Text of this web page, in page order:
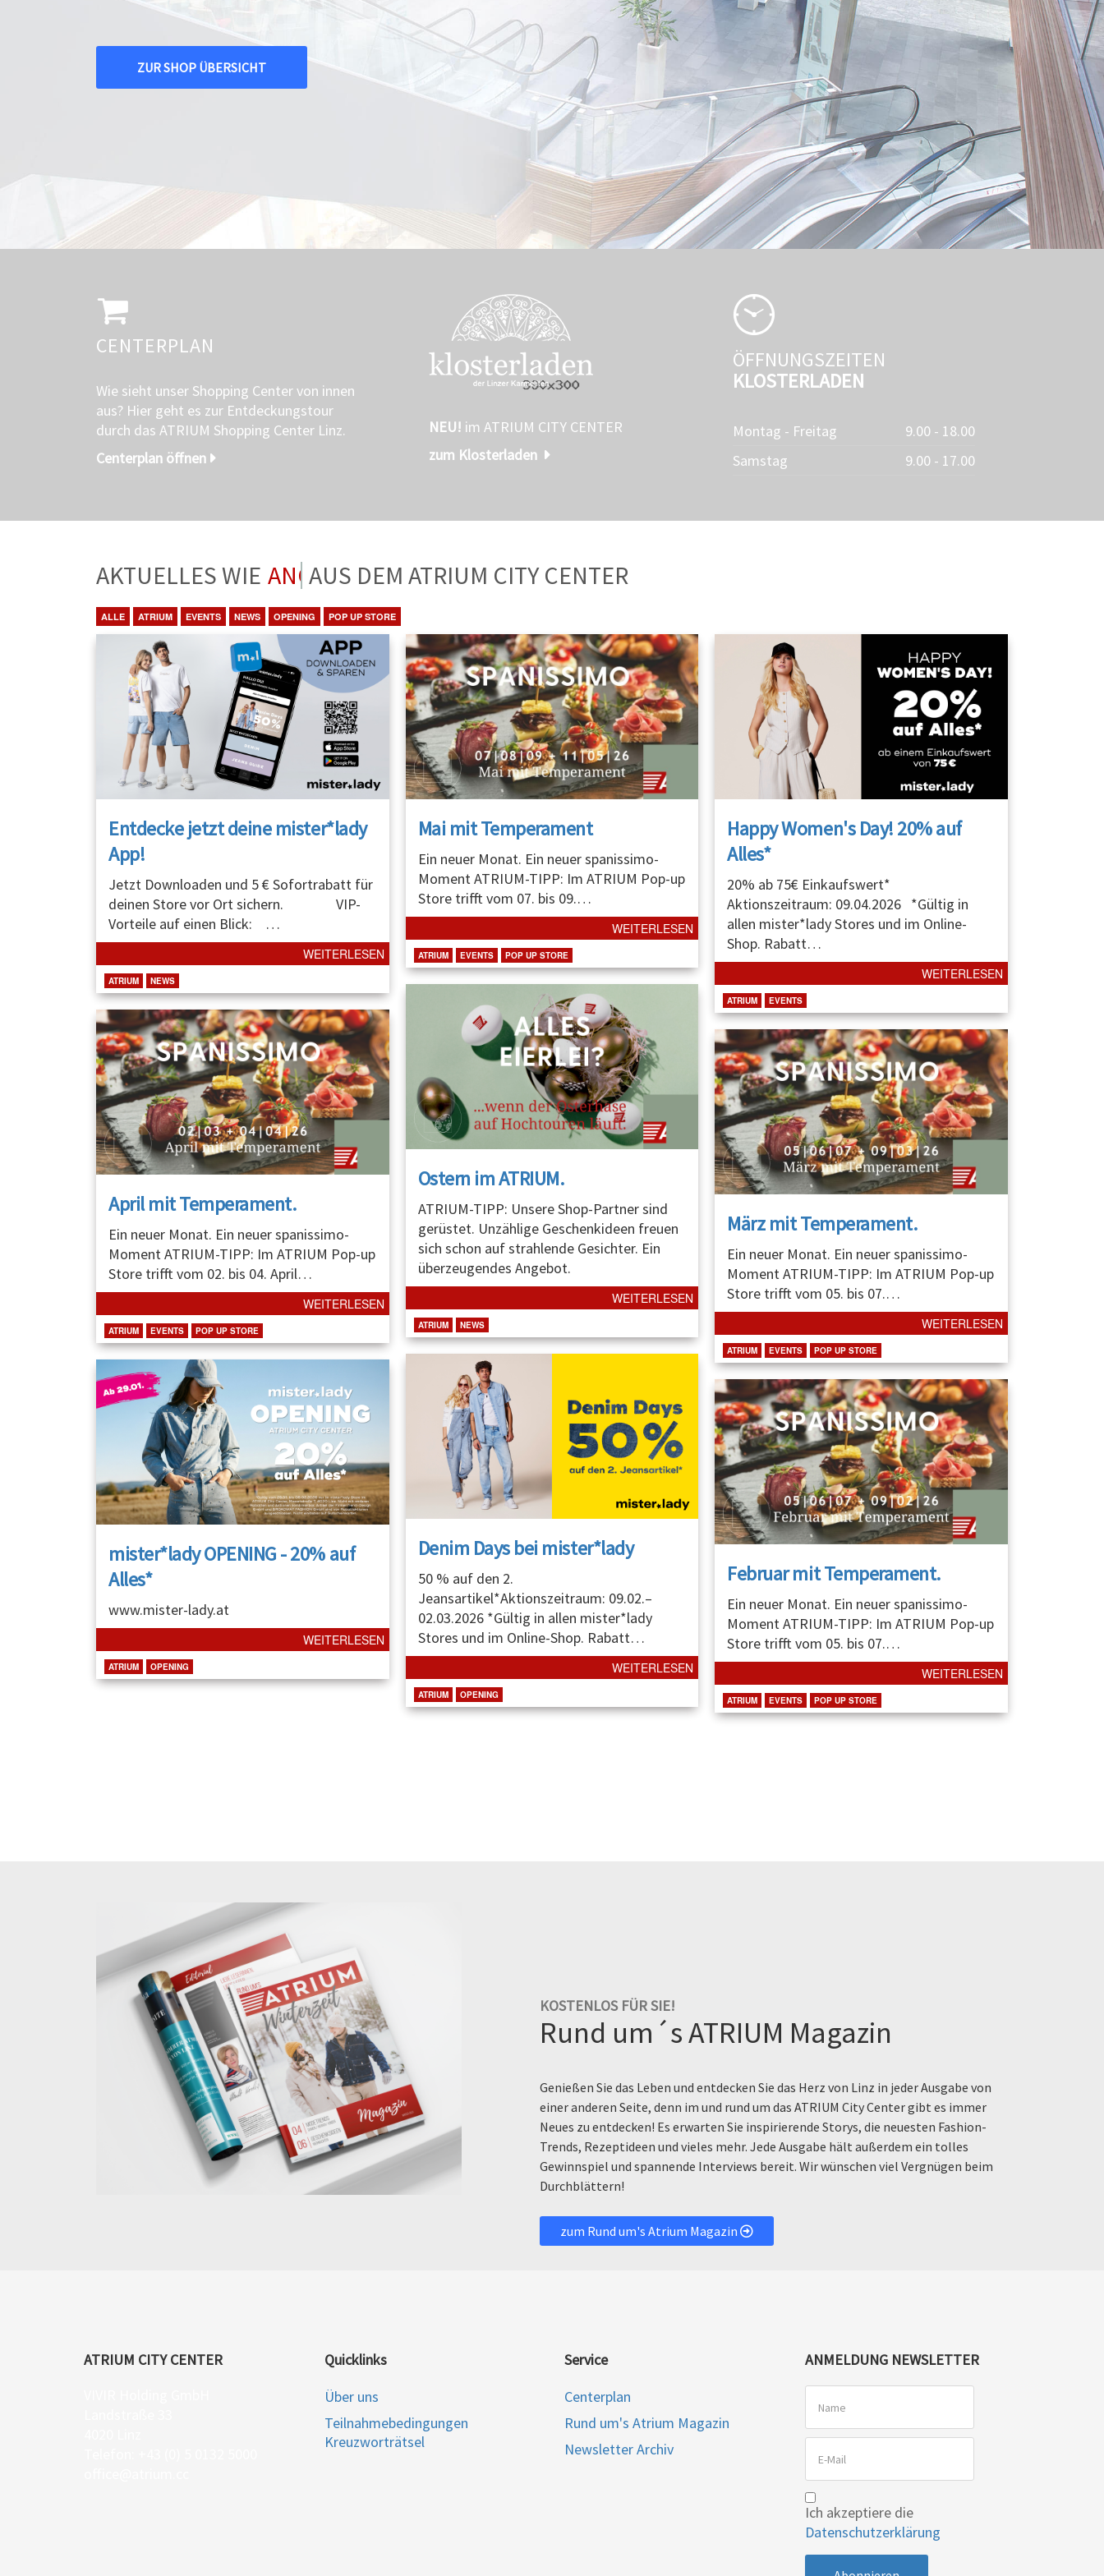
ZUR SHOP ÜBERSICHT
CENTERPLAN
Wie sieht unser Shopping Center von innen
aus? Hier geht es zur Entdeckungstour
durch das ATRIUM Shopping Center Linz.
Centerplan öffnen
NEU! im ATRIUM CITY CENTER
zum Klosterladen
ÖFFNUNGSZEITEN
KLOSTERLADEN
Montag - Freitag
9.00 - 18.00
Samstag
9.00 - 17.00
AKTUELLES WIE ANGEBOTE AUS DEM ATRIUM CITY CENTER
ALLE ATRIUM EVENTS NEWS OPENING POP UP STORE
Entdecke jetzt deine mister*lady
App!
Jetzt Downloaden und 5 € Sofortrabatt für
deinen Store vor Ort sichern. VIP-
Vorteile auf einen Blick: …
WEITERLESEN
ATRIUM NEWS
Mai mit Temperament
Ein neuer Monat. Ein neuer spanissimo-
Moment ATRIUM-TIPP: Im ATRIUM Pop-up
Store trifft vom 07. bis 09.…
WEITERLESEN
ATRIUM EVENTS POP UP STORE
Happy Women's Day! 20% auf
Alles*
20% ab 75€ Einkaufswert*
Aktionszeitraum: 09.04.2026 *Gültig in
allen mister*lady Stores und im Online-
Shop. Rabatt…
WEITERLESEN
ATRIUM EVENTS
Ostern im ATRIUM.
ATRIUM-TIPP: Unsere Shop-Partner sind
gerüstet. Unzählige Geschenkideen freuen
sich schon auf strahlende Gesichter. Ein
überzeugendes Angebot.
WEITERLESEN
ATRIUM NEWS
April mit Temperament.
Ein neuer Monat. Ein neuer spanissimo-
Moment ATRIUM-TIPP: Im ATRIUM Pop-up
Store trifft vom 02. bis 04. April…
WEITERLESEN
ATRIUM EVENTS POP UP STORE
März mit Temperament.
Ein neuer Monat. Ein neuer spanissimo-
Moment ATRIUM-TIPP: Im ATRIUM Pop-up
Store trifft vom 05. bis 07.…
WEITERLESEN
ATRIUM EVENTS POP UP STORE
Denim Days bei mister*lady
50 % auf den 2.
Jeansartikel*Aktionszeitraum: 09.02.–
02.03.2026 *Gültig in allen mister*lady
Stores und im Online-Shop. Rabatt…
WEITERLESEN
ATRIUM OPENING
mister*lady OPENING - 20% auf
Alles*
www.mister-lady.at
WEITERLESEN
ATRIUM OPENING
Februar mit Temperament.
Ein neuer Monat. Ein neuer spanissimo-
Moment ATRIUM-TIPP: Im ATRIUM Pop-up
Store trifft vom 05. bis 07.…
WEITERLESEN
ATRIUM EVENTS POP UP STORE
KOSTENLOS FÜR SIE!
Rund um´s ATRIUM Magazin
Genießen Sie das Leben und entdecken Sie das Herz von Linz in jeder Ausgabe von
einer anderen Seite, denn im und rund um das ATRIUM City Center gibt es immer
Neues zu entdecken! Es erwarten Sie inspirierende Storys, die neuesten Fashion-
Trends, Rezeptideen und vieles mehr. Jede Ausgabe hält außerdem ein tolles
Gewinnspiel und spannende Interviews bereit. Wir wünschen viel Vergnügen beim
Durchblättern!
zum Rund um's Atrium Magazin
ATRIUM CITY CENTER
Quicklinks
Über uns
Teilnahmebedingungen
Kreuzworträtsel
Service
Centerplan
Rund um's Atrium Magazin
Newsletter Archiv
ANMELDUNG NEWSLETTER
Ich akzeptiere die
Datenschutzerklärung